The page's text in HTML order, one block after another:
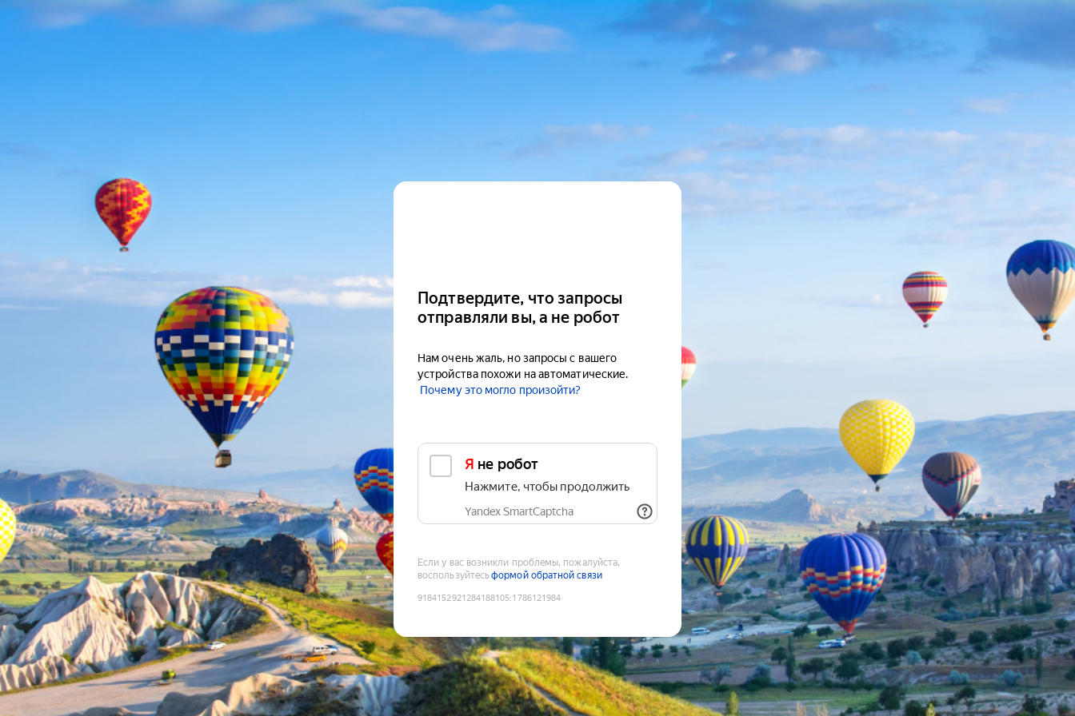
Подтвердите, что запросы
отправляли вы, а не робот
Нам очень жаль, но запросы с вашего
устройства похожи на автоматические.
Почему это могло произойти?
Я не робот
Нажмите, чтобы продолжить
Yandex SmartCaptcha
Если у вас возникли проблемы, пожалуйста,
воспользуйтесьформой обратной связи
9184152921284188105:1786121984